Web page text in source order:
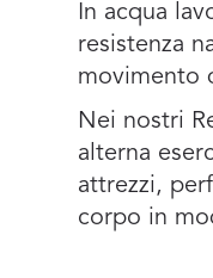
In acqua
resistenza
movimento
Nei nostri
alterna
attrezzi,
corpo in